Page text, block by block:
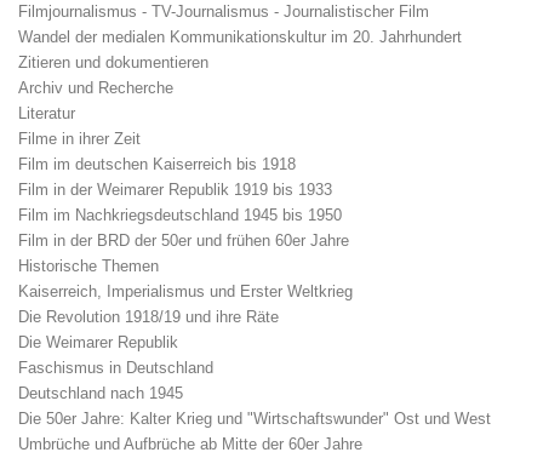
Filmjournalismus - TV-Journalismus - Journalistischer Film
Wandel der medialen Kommunikationskultur im 20. Jahrhundert
Zitieren und dokumentieren
Archiv und Recherche
Literatur
Filme in ihrer Zeit
Film im deutschen Kaiserreich bis 1918
Film in der Weimarer Republik 1919 bis 1933
Film im Nachkriegsdeutschland 1945 bis 1950
Film in der BRD der 50er und frühen 60er Jahre
Historische Themen
Kaiserreich, Imperialismus und Erster Weltkrieg
Die Revolution 1918/19 und ihre Räte
Die Weimarer Republik
Faschismus in Deutschland
Deutschland nach 1945
Die 50er Jahre: Kalter Krieg und "Wirtschaftswunder" Ost und West
Umbrüche und Aufbrüche ab Mitte der 60er Jahre